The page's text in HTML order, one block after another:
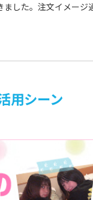
した。注文イメージ
用シーン